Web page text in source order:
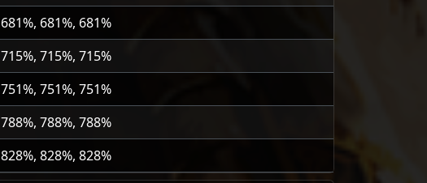
681%, 681%, 681%
715%, 715%, 715%
751%, 751%, 751%
788%, 788%, 788%
828%, 828%, 828%